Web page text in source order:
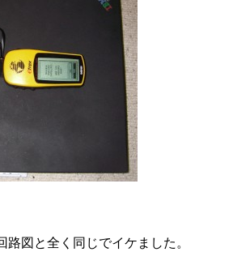
路図と全く同じでイケました。